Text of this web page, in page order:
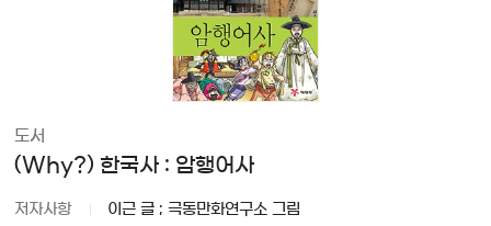
도서
(Why?) 한국사 : 암행어사
저자사항 이근 글 ; 극동만화연구소 그림